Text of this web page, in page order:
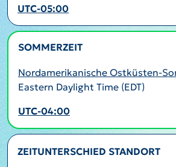
UTC-05:00
SOMMERZEIT
Nordamerikanische Ostküsten-
Eastern Daylight Time (EDT)
UTC-04:00
ZEITUNTERSCHIED STANDORT